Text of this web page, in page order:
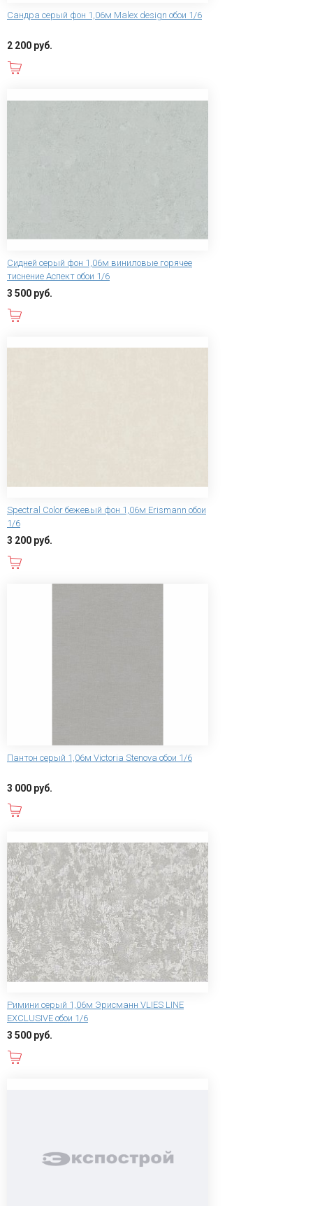
Сандра серый фон 1,06м Malex design обои 1/6
2 200 руб.
Сидней серый фон 1,06м виниловые горячее
тиснение Аспект обои 1/6
3 500 руб.
Spectral Color бежевый фон 1,06м Erismann обои
1/6
3 200 руб.
Пантон серый 1,06м Victoria Stenova обои 1/6
3 000 руб.
Римини серый 1,06м Эрисманн VLIES LINE
EXCLUSIVE обои 1/6
3 500 руб.